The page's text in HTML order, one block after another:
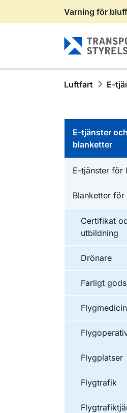
Gå till sidans innehåll
Varning för
Luftfart E-
E-tjänster och
blanketter
E-tjänster för
Blanketter
Certifikat
utbildning
Drönare
Farligt gods
Flygmedicin
Flygplatser
Flygtrafik